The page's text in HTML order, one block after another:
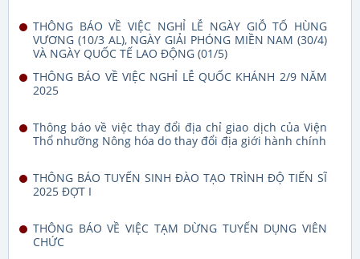
THÔNG BÁO VỀ VIỆC NGHỈ LỄ NGÀY GIỖ TỔ HÙNG
VƯƠNG (10/3 AL), NGÀY GIẢI PHÓNG MIỀN NAM (30/4)
VÀ NGÀY QUỐC TẾ LAO ĐỘNG (01/5)
THÔNG BÁO VỀ VIỆC NGHỈ LỄ QUỐC KHÁNH 2/9 NĂM
2025
Thông báo về việc thay đổi địa chỉ giao dịch của Viện
Thổ nhưỡng Nông hóa do thay đổi địa giới hành chính
THÔNG BÁO TUYỂN SINH ĐÀO TẠO TRÌNH ĐỘ TIẾN SĨ
2025 ĐỢT I
THÔNG BÁO VỀ VIỆC TẠM DỪNG TUYỂN DỤNG VIÊN
CHỨC